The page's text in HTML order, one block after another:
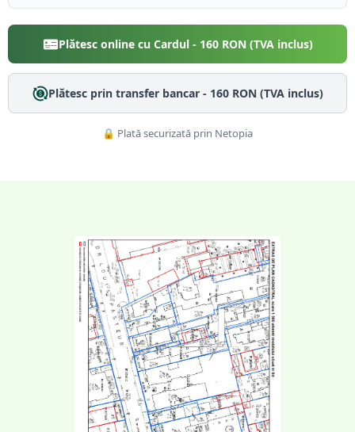
Plătesc online cu Cardul - 160RON (TVA inclus)
Plătesc prin transfer bancar - 160RON (TVA inclus)
🔒 Plată securizată prin Netopia